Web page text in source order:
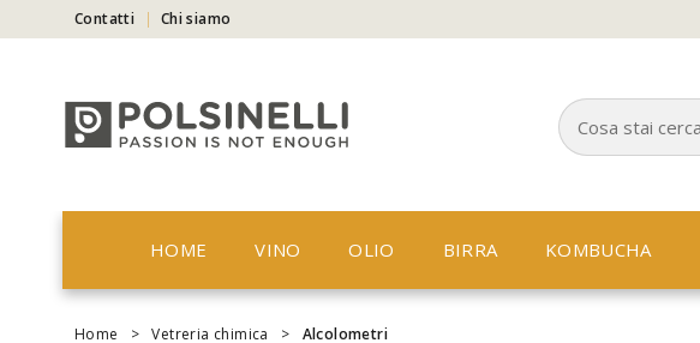
Contatti Chi siamo
HOME VINO OLIO BIRRA KOMBUCHA
Home > Vetreria chimica > Alcolometri